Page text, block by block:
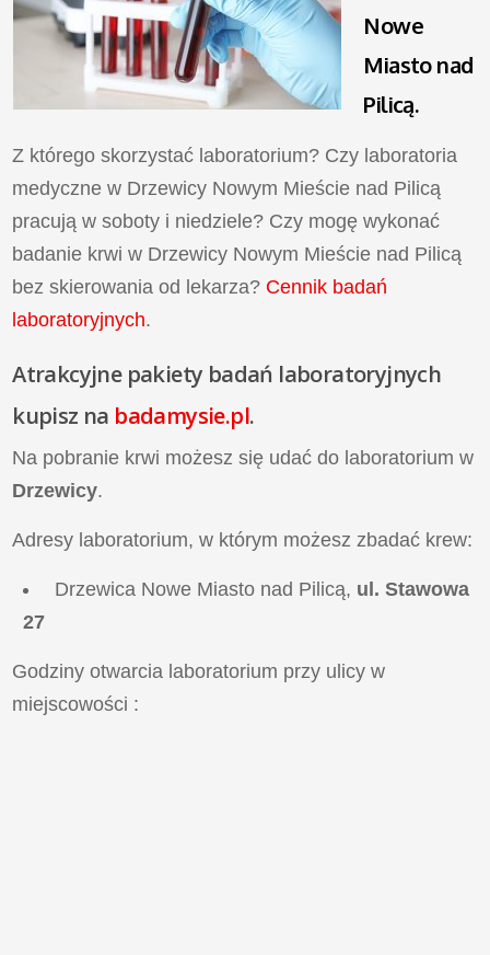
Nowe
Miasto nad
Pilicą.
Z którego skorzystać laboratorium? Czy laboratoria
medyczne w Drzewicy Nowym Mieście nad Pilicą
pracują w soboty i niedziele? Czy mogę wykonać
badanie krwi w Drzewicy Nowym Mieście nad Pilicą
bez skierowania od lekarza? Cennik badań
laboratoryjnych.
Atrakcyjne pakiety badań laboratoryjnych
kupisz na badamysie.pl.
Na pobranie krwi możesz się udać do laboratorium w
Drzewicy.
Adresy laboratorium, w którym możesz zbadać krew:
Drzewica Nowe Miasto nad Pilicą, ul. Stawowa
27
Godziny otwarcia laboratorium przy ulicyw
miejscowości :